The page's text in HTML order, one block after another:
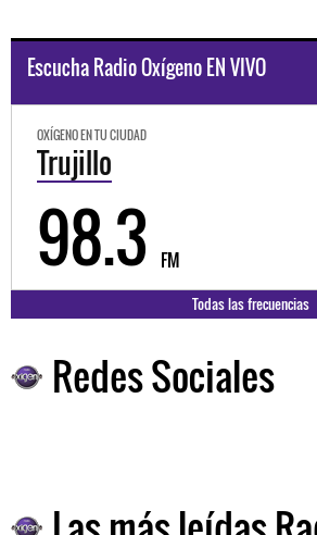
Escucha Radio Oxígeno EN VIVO
OXÍGENO EN TU CIUDAD
Trujillo
98.3 FM
Todas las frecuencias
Redes Sociales